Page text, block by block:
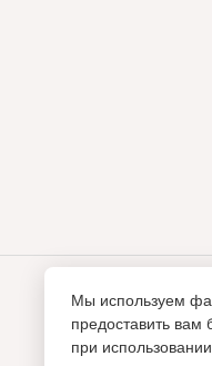
Мы используем
предоставить вам
при использовании